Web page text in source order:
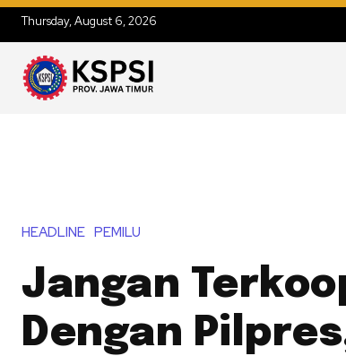
Thursday, August 6, 2026
HEADLINE PEMILU
Jangan
Dengan